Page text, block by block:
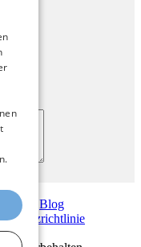
Blog